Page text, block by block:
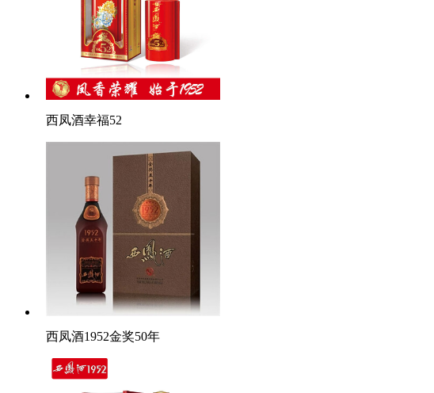
西凤酒幸福52
西凤酒1952金奖50年